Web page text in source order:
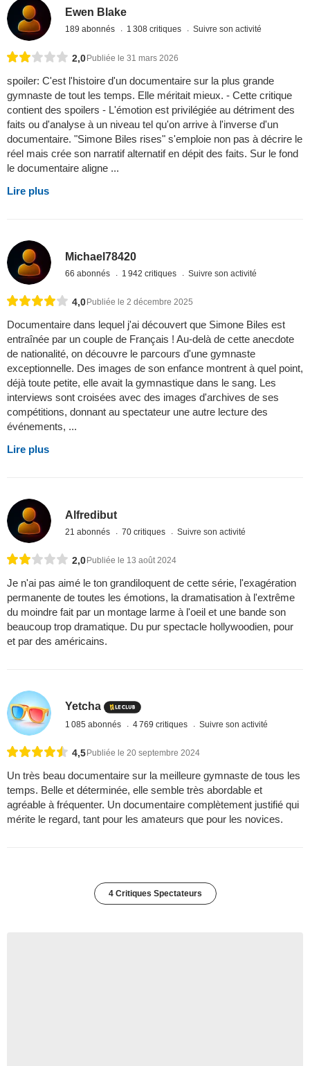
Ewen Blake
189 abonnés 1 308 critiques Suivre son activité
2,0 Publiée le 31 mars 2026
spoiler: C'est l'histoire d'un documentaire sur la plus grande
gymnaste de tout les temps. Elle méritait mieux. - Cette critique
contient des spoilers - L'émotion est privilégiée au détriment des
faits ou d'analyse à un niveau tel qu'on arrive à l'inverse d'un
documentaire. "Simone Biles rises" s'emploie non pas à décrire le
réel mais crée son narratif alternatif en dépit des faits. Sur le fond
le documentaire aligne ...
Lire plus
Michael78420
66 abonnés 1 942 critiques Suivre son activité
4,0 Publiée le 2 décembre 2025
Documentaire dans lequel j'ai découvert que Simone Biles est
entraînée par un couple de Français ! Au-delà de cette anecdote
de nationalité, on découvre le parcours d'une gymnaste
exceptionnelle. Des images de son enfance montrent à quel point,
déjà toute petite, elle avait la gymnastique dans le sang. Les
interviews sont croisées avec des images d'archives de ses
compétitions, donnant au spectateur une autre lecture des
événements, ...
Lire plus
Alfredibut
21 abonnés 70 critiques Suivre son activité
2,0 Publiée le 13 août 2024
Je n'ai pas aimé le ton grandiloquent de cette série, l'exagération
permanente de toutes les émotions, la dramatisation à l'extrême
du moindre fait par un montage larme à l'oeil et une bande son
beaucoup trop dramatique. Du pur spectacle hollywoodien, pour
et par des américains.
Yetcha
1 085 abonnés 4 769 critiques Suivre son activité
4,5Publiée le 20 septembre 2024
Un très beau documentaire sur la meilleure gymnaste de tous les
temps. Belle et déterminée, elle semble très abordable et
agréable à fréquenter. Un documentaire complètement justifié qui
mérite le regard, tant pour les amateurs que pour les novices.
4 Critiques Spectateurs